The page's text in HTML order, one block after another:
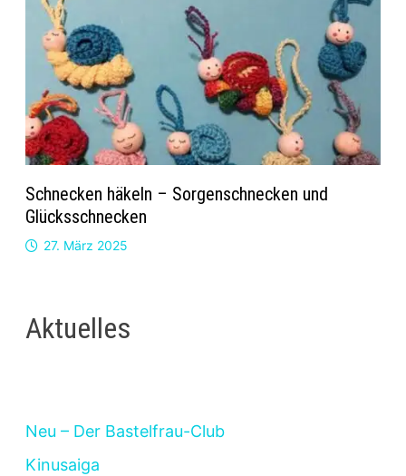
Schnecken häkeln – Sorgenschnecken und
Glücksschnecken
27. März 2025
Aktuelles
Neu – Der Bastelfrau-Club
Kinusaiga